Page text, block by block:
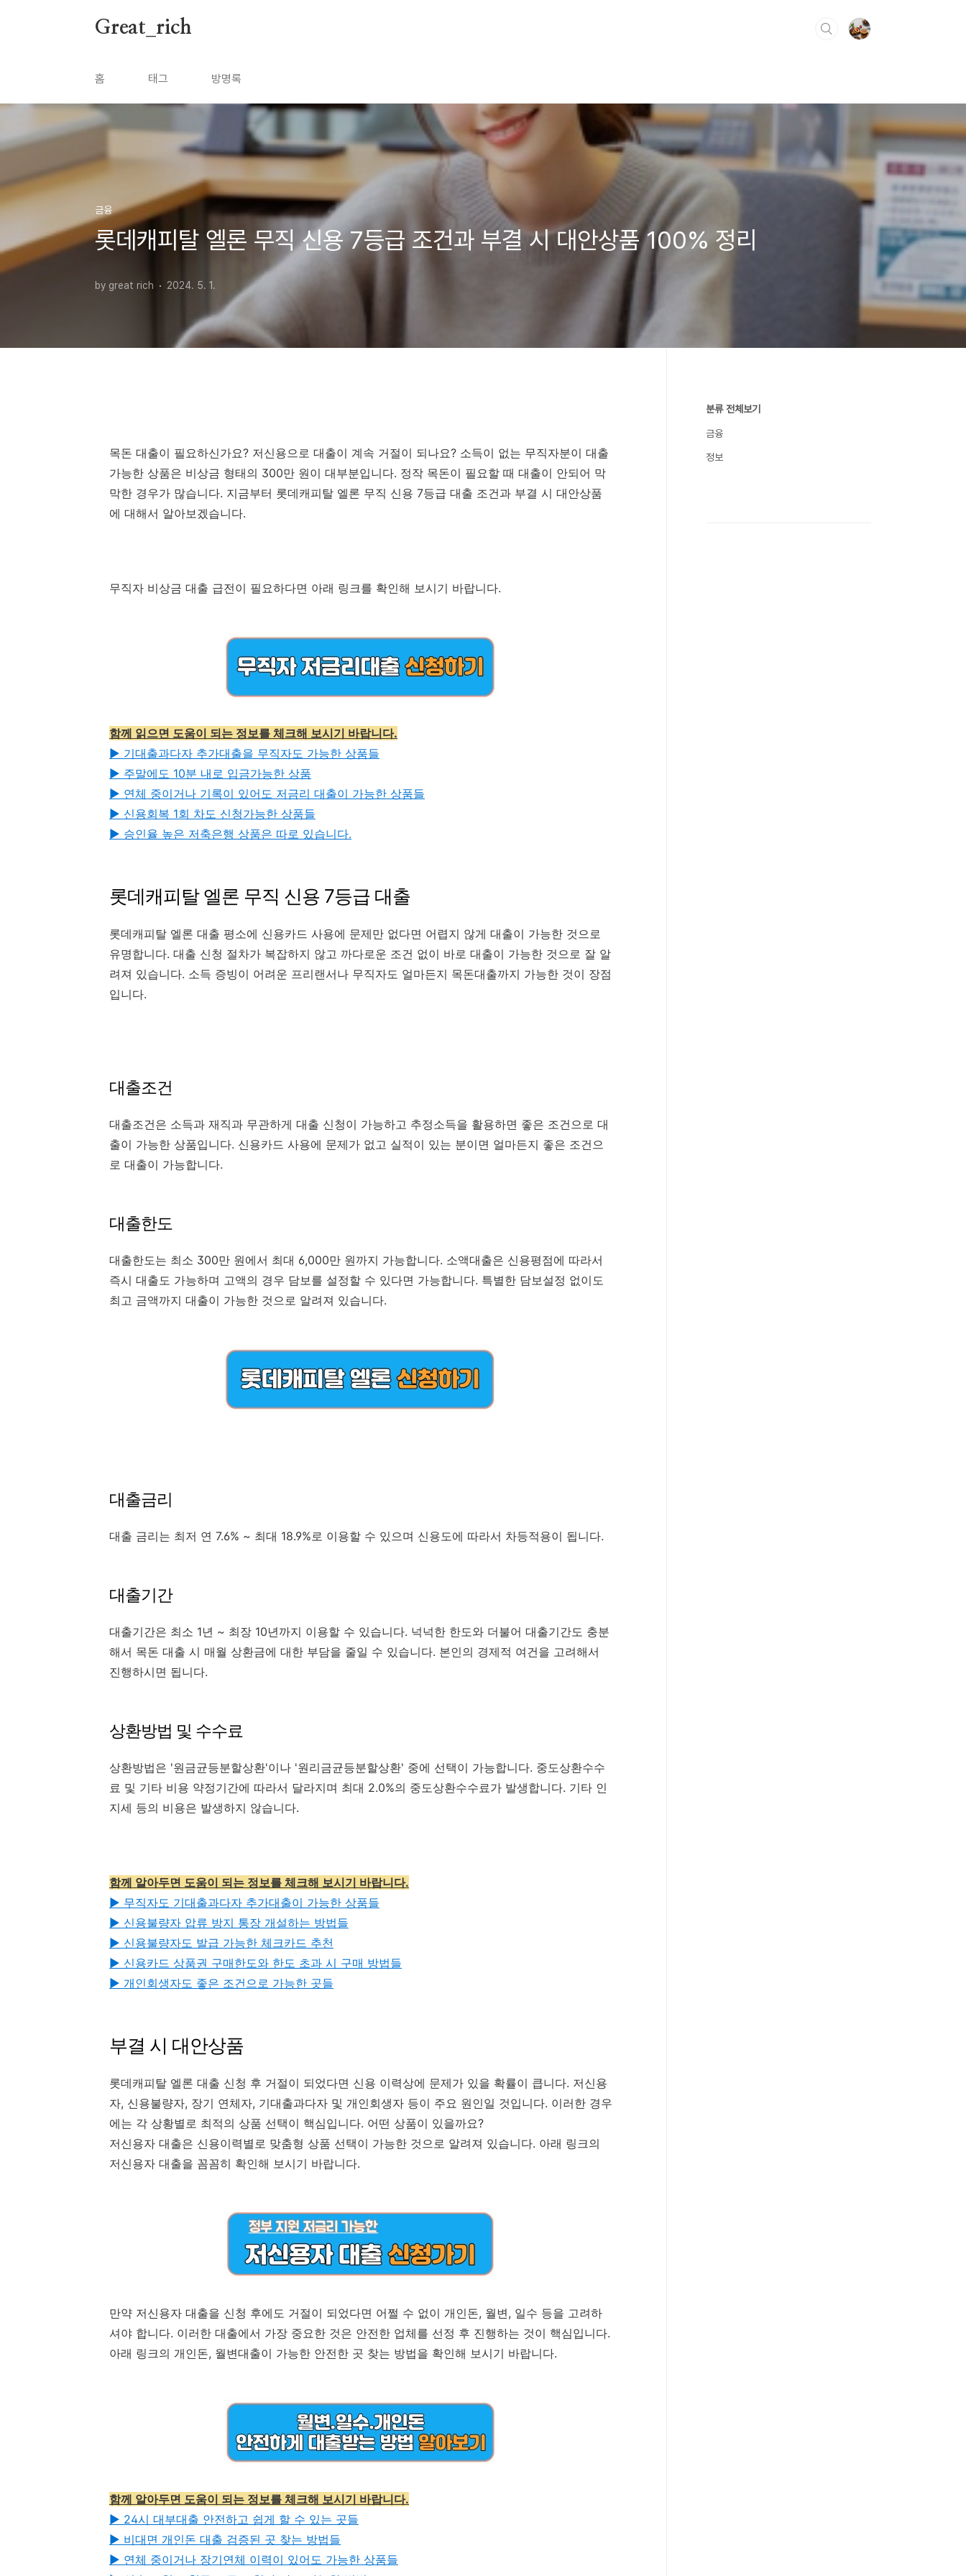
Great_rich
홈 태그 방명록
금융
롯데캐피탈 엘론 무직 신용 7등급 조건과 부결 시 대안상품 100% 정리
by great rich 2024. 5. 1.
목돈 대출이 필요하신가요? 저신용으로 대출이 계속 거절이 되나요? 소득이 없는 무직자분이 대출
가능한 상품은 비상금 형태의 300만 원이 대부분입니다. 정작 목돈이 필요할 때 대출이 안되어 막
막한 경우가 많습니다. 지금부터 롯데캐피탈 엘론 무직 신용 7등급 대출 조건과 부결 시 대안상품
에 대해서 알아보겠습니다.
무직자 비상금 대출 급전이 필요하다면 아래 링크를 확인해 보시기 바랍니다.
함께 읽으면 도움이 되는 정보를 체크해 보시기 바랍니다.
▶︎ 기대출과다자 추가대출을 무직자도 가능한 상품들
▶︎ 주말에도 10분 내로 입금가능한 상품
▶︎ 연체 중이거나 기록이 있어도 저금리 대출이 가능한 상품들
▶︎ 신용회복 1회 차도 신청가능한 상품들
▶︎ 승인율 높은 저축은행 상품은 따로 있습니다.
롯데캐피탈 엘론 무직 신용 7등급 대출
롯데캐피탈 엘론 대출 평소에 신용카드 사용에 문제만 없다면 어렵지 않게 대출이 가능한 것으로
유명합니다. 대출 신청 절차가 복잡하지 않고 까다로운 조건 없이 바로 대출이 가능한 것으로 잘 알
려져 있습니다. 소득 증빙이 어려운 프리랜서나 무직자도 얼마든지 목돈대출까지 가능한 것이 장점
입니다.
대출조건
대출조건은 소득과 재직과 무관하게 대출 신청이 가능하고 추정소득을 활용하면 좋은 조건으로 대
출이 가능한 상품입니다. 신용카드 사용에 문제가 없고 실적이 있는 분이면 얼마든지 좋은 조건으
로 대출이 가능합니다.
대출한도
대출한도는 최소 300만 원에서 최대 6,000만 원까지 가능합니다. 소액대출은 신용평점에 따라서
즉시 대출도 가능하며 고액의 경우 담보를 설정할 수 있다면 가능합니다. 특별한 담보설정 없이도
최고 금액까지 대출이 가능한 것으로 알려져 있습니다.
대출금리
대출 금리는 최저 연 7.6% ~ 최대 18.9%로 이용할 수 있으며 신용도에 따라서 차등적용이 됩니다.
대출기간
대출기간은 최소 1년 ~ 최장 10년까지 이용할 수 있습니다. 넉넉한 한도와 더불어 대출기간도 충분
해서 목돈 대출 시 매월 상환금에 대한 부담을 줄일 수 있습니다. 본인의 경제적 여건을 고려해서
진행하시면 됩니다.
상환방법 및 수수료
상환방법은 '원금균등분할상환'이나 '원리금균등분할상환' 중에 선택이 가능합니다. 중도상환수수
료 및 기타 비용 약정기간에 따라서 달라지며 최대 2.0%의 중도상환수수료가 발생합니다. 기타 인
지세 등의 비용은 발생하지 않습니다.
함께 알아두면 도움이 되는 정보를 체크해 보시기 바랍니다.
▶ 무직자도 기대출과다자 추가대출이 가능한 상품들
▶ 신용불량자 압류 방지 통장 개설하는 방법들
▶ 신용불량자도 발급 가능한 체크카드 추천
▶ 신용카드 상품권 구매한도와 한도 초과 시 구매 방법들
▶︎ 개인회생자도 좋은 조건으로 가능한 곳들
부결 시 대안상품
롯데캐피탈 엘론 대출 신청 후 거절이 되었다면 신용 이력상에 문제가 있을 확률이 큽니다. 저신용
자, 신용불량자, 장기 연체자, 기대출과다자 및 개인회생자 등이 주요 원인일 것입니다. 이러한 경우
에는 각 상황별로 최적의 상품 선택이 핵심입니다. 어떤 상품이 있을까요?
저신용자 대출은 신용이력별로 맞춤형 상품 선택이 가능한 것으로 알려져 있습니다. 아래 링크의
저신용자 대출을 꼼꼼히 확인해 보시기 바랍니다.
만약 저신용자 대출을 신청 후에도 거절이 되었다면 어쩔 수 없이 개인돈, 월변, 일수 등을 고려하
셔야 합니다. 이러한 대출에서 가장 중요한 것은 안전한 업체를 선정 후 진행하는 것이 핵심입니다.
아래 링크의 개인돈, 월변대출이 가능한 안전한 곳 찾는 방법을 확인해 보시기 바랍니다.
함께 알아두면 도움이 되는 정보를 체크해 보시기 바랍니다.
▶ 24시 대부대출 안전하고 쉽게 할 수 있는 곳들
▶ 비대면 개인돈 대출 검증된 곳 찾는 방법들
▶ 연체 중이거나 장기연체 이력이 있어도 가능한 상품들
분류 전체보기
금융
정보